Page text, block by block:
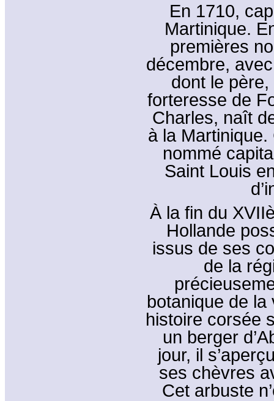
En 1710,
Martinique.
premières
décembre,
dont le
forteresse de
Charles, naît
à la
nommé
Saint Louis
À la fin du
Hollande
issus de ses
de la
botanique de la
histoire corsée
un berger
jour, il
ses chèvres
Cet arbuste